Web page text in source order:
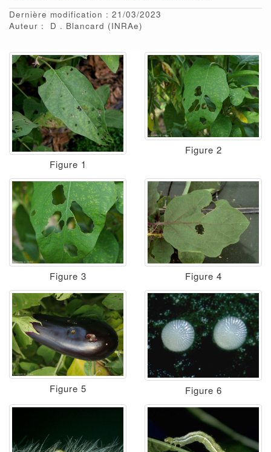
Dernière modification : 21/03/2023
Auteur :
D Blancard (INRAe)
Figure 1
Figure 2
Figure 3 Figure 4
Figure 5 Figure 6